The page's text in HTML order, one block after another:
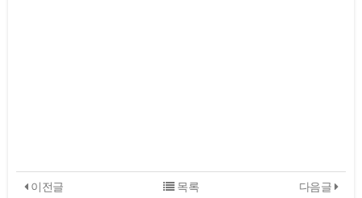
이전글 다음글
목록